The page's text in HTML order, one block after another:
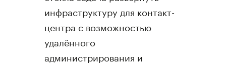
инфраструктуру для контакт-
центра с возможностью
удалённого
администрирования и